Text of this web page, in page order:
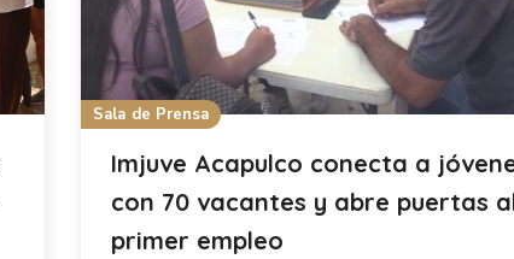
Sala de Prensa
Imjuve Acapulco conecta a
con 70 vacantes y abre puertas
primer empleo